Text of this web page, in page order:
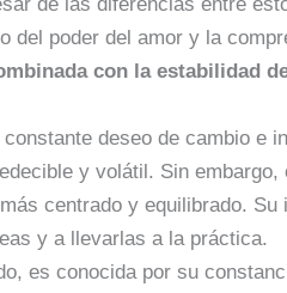
del poder del amor y la
con la estabilidad
deseo de cambio e
y volátil. Sin embargo,
centrado y equilibrado. Su
y a llevarlas a la práctica.
es conocida por su